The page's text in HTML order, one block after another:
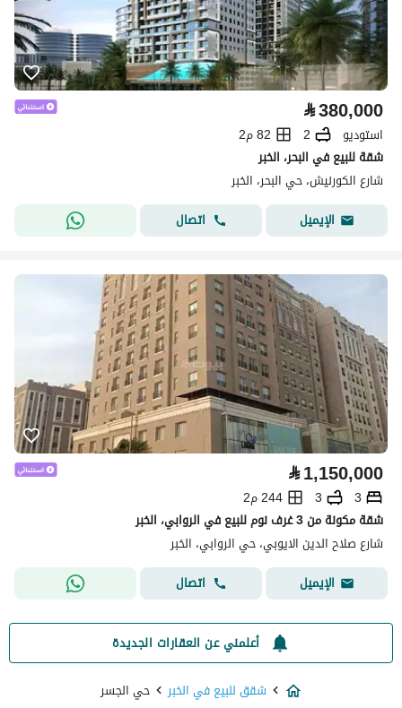
⃁380,000
استوديو 2
82 م2
شقة للبيع في البحر، الخبر
شارع الكورنيش، حي البحر، الخبر
الإيميل
اتصال
⃁1,150,000
3
3
244 م2
شقة مكونة من 3 غرف نوم للبيع في الروابي، الخبر
شارع صلاح الدين الايوبي، حي الروابي، الخبر
الإيميل
اتصال
أعلمني عن العقارات الجديدة
شقق للبيع في الخبر
حي الجسر